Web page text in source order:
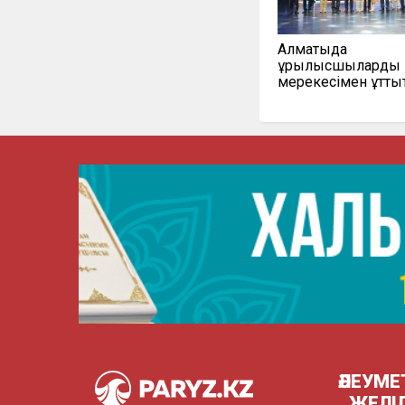
Алматыда
құрылысшыларды
мерекесімен